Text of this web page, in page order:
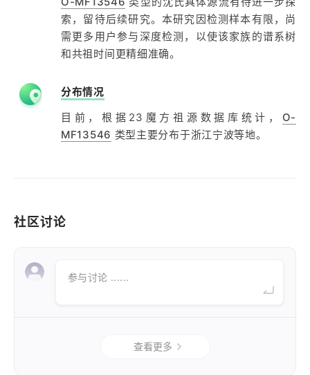
索，留待后续研究。本研究因检测样本有限，尚
需更多用户参与深度检测，以使该家族的谱系树
和共祖时间更精细准确。
分布情况
目前，根据23魔方祖源数据库统计， O-
MF13546 类型主要分布于浙江宁波等地。
社区讨论
参与讨论 ......
查看更多